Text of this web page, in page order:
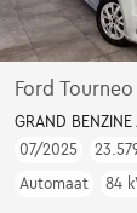
Capterus arr
Ford
GRAND BENZINE
07/2025
Automaat
84